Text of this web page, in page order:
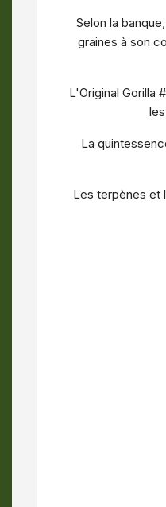
Selon la
graines à son
L'Original Gorilla
La
Les terpènes et